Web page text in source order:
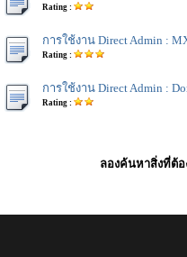
Rating :
การใช้งาน Direct Admin :
Rating :
การใช้งาน Direct Admin :
Rating :
ลองค้นหาสิ่งที่ต้อ